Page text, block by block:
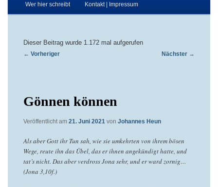
Wer hier schreibt Kontakt | Impressum
Dieser Beitrag wurde 1.172 mal aufgerufen
Beitragsnavigation
← Vorheriger Nächster →
Gönnen können
Veröffentlicht am 21. Juni 2021 von Johannes Heun
Als aber Gott ihr Tun sah, wie sie umkehrten von ihrem bösen
Wege, reute ihn das Übel, das er ihnen angekündigt hatte, und
tat’s nicht. Das aber verdross Jona sehr, und er ward zornig…
(Jona 3,10f.)